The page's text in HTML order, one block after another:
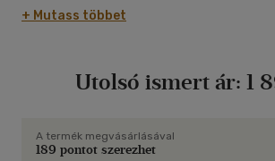
a focinak. Közben Ribaldo úgy dönt, elhagyja
leigazol egy isztambuli
+ Mutass többet
Utolsó ismert ár: 1
A termék megvásárlásával
189 pontot szerezhet